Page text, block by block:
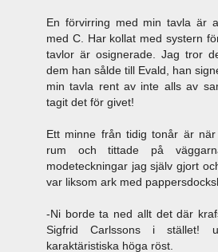
En förvirring med min tavla är
med C. Har kollat med systern
tavlor är osignerade. Jag tror
dem han sålde till Evald, han
min tavla rent av inte alls av
tagit det för givet!
Ett minne från tidig tonår är
rum och tittade på
modeteckningar jag själv gjort
var liksom ark med
-Ni borde ta ned allt det där
Sigfrid Carlssons i stället!
karaktäristiska höga röst.